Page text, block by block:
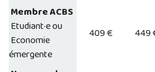
Membre ACBS
Etudiant·e ou
Economie
émergente
409 € 449